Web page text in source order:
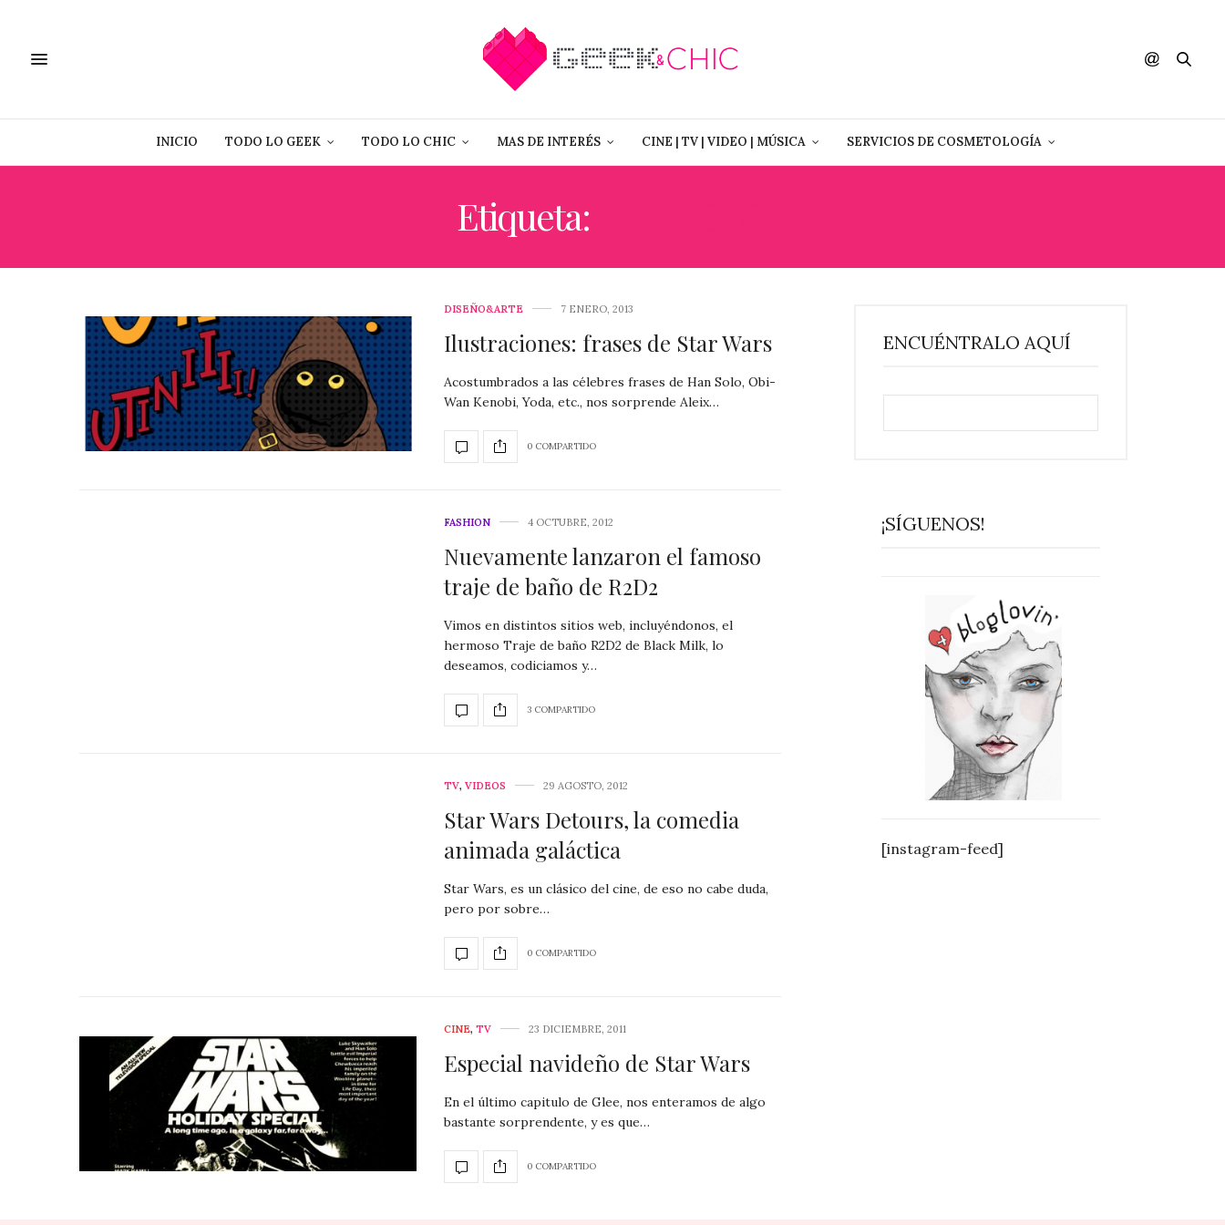
INICIO TODO LO GEEK TODO LO CHIC MAS DE INTERÉS CINE | TV | VIDEO | MÚSICA SERVICIOS DE COSMETOLOGÍA
Etiqueta:
DISEÑO&ARTE 7 ENERO, 2013
Ilustraciones: frases de Star Wars
Acostumbrados a las célebres frases de Han Solo, Obi-
Wan Kenobi, Yoda, etc., nos sorprende Aleix…
0 COMPARTIDO
FASHION 4 OCTUBRE, 2012
Nuevamente lanzaron el famoso
traje de baño de R2D2
Vimos en distintos sitios web, incluyéndonos, el
hermoso Traje de baño R2D2 de Black Milk, lo
deseamos, codiciamos y…
3 COMPARTIDO
TV, VIDEOS 29 AGOSTO, 2012
Star Wars Detours, la comedia
animada galáctica
Star Wars, es un clásico del cine, de eso no cabe duda,
pero por sobre…
0 COMPARTIDO
CINE, TV 23 DICIEMBRE, 2011
Especial navideño de Star Wars
En el último capitulo de Glee, nos enteramos de algo
bastante sorprendente, y es que…
0 COMPARTIDO
ENCUÉNTRALO AQUÍ
¡SÍGUENOS!
[instagram-feed]